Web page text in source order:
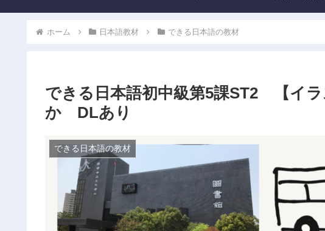
ホーム 日本語教材 できる日本語の教材
できる日本語初中級第5課ST2 【イ
か DLあり
できる日本語の教材